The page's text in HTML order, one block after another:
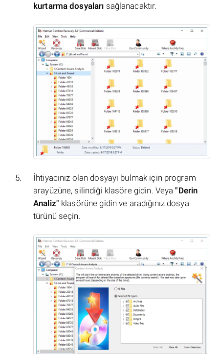
kurtarma dosyaları sağlanacaktır.
İhtiyacınız olan dosyayı bulmak için program
arayüzüne, silindiği klasöre gidin. Veya"Derin
Analiz" klasörüne gidin ve aradığınız dosya
türünü seçin.